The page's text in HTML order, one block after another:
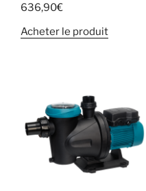
636,90€
Acheter le produit